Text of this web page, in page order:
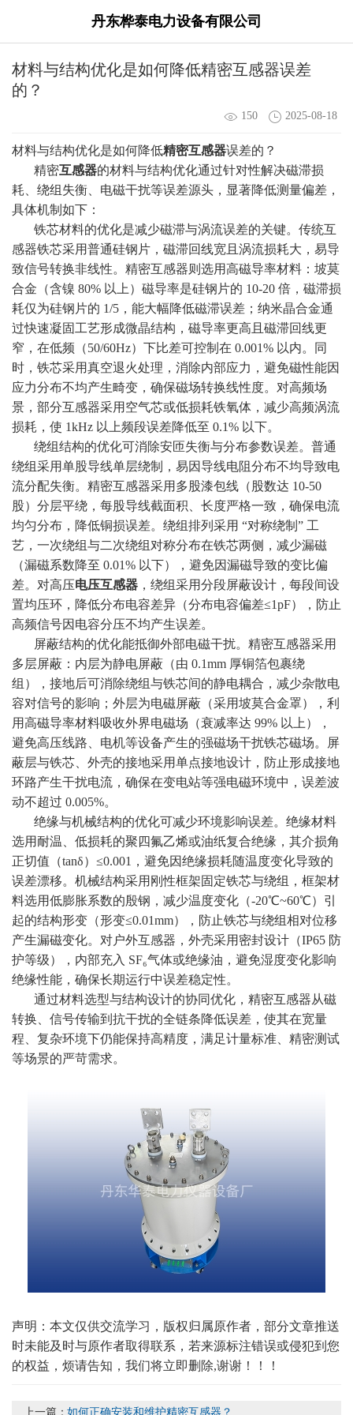
丹东桦泰电力设备有限公司
材料与结构优化是如何降低精密互感器误差
的？
150 2025-08-18
材料与结构优化是如何降低精密互感器误差的？
精密互感器的材料与结构优化通过针对性解决磁滞损
耗、绕组失衡、电磁干扰等误差源头，显著降低测量偏差，
具体机制如下：
铁芯材料的优化是减少磁滞与涡流误差的关键。传统互
感器铁芯采用普通硅钢片，磁滞回线宽且涡流损耗大，易导
致信号转换非线性。精密互感器则选用高磁导率材料：坡莫
合金（含镍 80% 以上）磁导率是硅钢片的 10-20 倍，磁滞损
耗仅为硅钢片的 1/5，能大幅降低磁滞误差；纳米晶合金通
过快速凝固工艺形成微晶结构，磁导率更高且磁滞回线更
窄，在低频（50/60Hz）下比差可控制在 0.001% 以内。同
时，铁芯采用真空退火处理，消除内部应力，避免磁性能因
应力分布不均产生畸变，确保磁场转换线性度。对高频场
景，部分互感器采用空气芯或低损耗铁氧体，减少高频涡流
损耗，使 1kHz 以上频段误差降低至 0.1% 以下。
绕组结构的优化可消除安匝失衡与分布参数误差。普通
绕组采用单股导线单层绕制，易因导线电阻分布不均导致电
流分配失衡。精密互感器采用多股漆包线（股数达 10-50
股）分层平绕，每股导线截面积、长度严格一致，确保电流
均匀分布，降低铜损误差。绕组排列采用 “对称绕制” 工
艺，一次绕组与二次绕组对称分布在铁芯两侧，减少漏磁
（漏磁系数降至 0.01% 以下），避免因漏磁导致的变比偏
差。对高压电压互感器 ，绕组采用分段屏蔽设计，每段间设
置均压环，降低分布电容差异（分布电容偏差≤1pF），防止
高频信号因电容分压不均产生误差。
屏蔽结构的优化能抵御外部电磁干扰。精密互感器采用
多层屏蔽：内层为静电屏蔽（由 0.1mm 厚铜箔包裹绕
组），接地后可消除绕组与铁芯间的静电耦合，减少杂散电
容对信号的影响；外层为电磁屏蔽（采用坡莫合金罩），利
用高磁导率材料吸收外界电磁场（衰减率达 99% 以上），
避免高压线路、电机等设备产生的强磁场干扰铁芯磁场。屏
蔽层与铁芯、外壳的接地采用单点接地设计，防止形成接地
环路产生干扰电流，确保在变电站等强电磁环境中，误差波
动不超过 0.005%。
绝缘与机械结构的优化可减少环境影响误差。绝缘材料
选用耐温、低损耗的聚四氟乙烯或油纸复合绝缘，其介损角
正切值（tanδ）≤0.001，避免因绝缘损耗随温度变化导致的
误差漂移。机械结构采用刚性框架固定铁芯与绕组，框架材
料选用低膨胀系数的殷钢，减少温度变化（-20℃~60℃）引
起的结构形变（形变≤0.01mm），防止铁芯与绕组相对位移
产生漏磁变化。对户外互感器，外壳采用密封设计（IP65 防
护等级），内部充入 SF₆气体或绝缘油，避免湿度变化影响
绝缘性能，确保长期运行中误差稳定性。
通过材料选型与结构设计的协同优化，精密互感器从磁
转换、信号传输到抗干扰的全链条降低误差，使其在宽量
程、复杂环境下仍能保持高精度，满足计量标准、精密测试
等场景的严苛需求。
声明：本文仅供交流学习，版权归属原作者，部分文章推送
时未能及时与原作者取得联系，若来源标注错误或侵犯到您
的权益，烦请告知，我们将立即删除,谢谢！！！
上一篇：如何正确安装和维护精密互感器？...